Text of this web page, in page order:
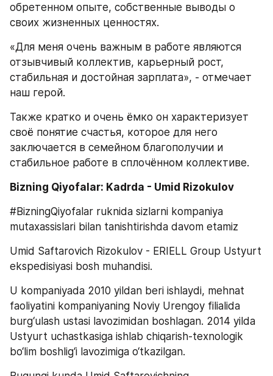
обретенном опыте, собственные выводы о
своих жизненных ценностях.
«Для меня очень важным в работе являются
отзывчивый коллектив, карьерный рост,
стабильная и достойная зарплата», - отмечает
наш герой.
Также кратко и очень ёмко он характеризует
своё понятие счастья, которое для него
заключается в семейном благополучии и
стабильное работе в сплочённом коллективе.
Bizning Qiyofalar: Kadrda - Umid Rizokulov
#BizningQiyofalar ruknida sizlarni kompaniya
mutaxassislari bilan tanishtirishda davom etamiz
Umid Saftarovich Rizokulov - ERIELL Group Ustyurt
ekspedisiyasi bosh muhandisi.
U kompaniyada 2010 yildan beri ishlaydi, mehnat
faoliyatini kompaniyaning Noviy Urengoy filialida
burg‘ulash ustasi lavozimidan boshlagan. 2014 yilda
Ustyurt uchastkasiga ishlab chiqarish-texnologik
bo‘lim boshlig‘i lavozimiga o‘tkazilgan.